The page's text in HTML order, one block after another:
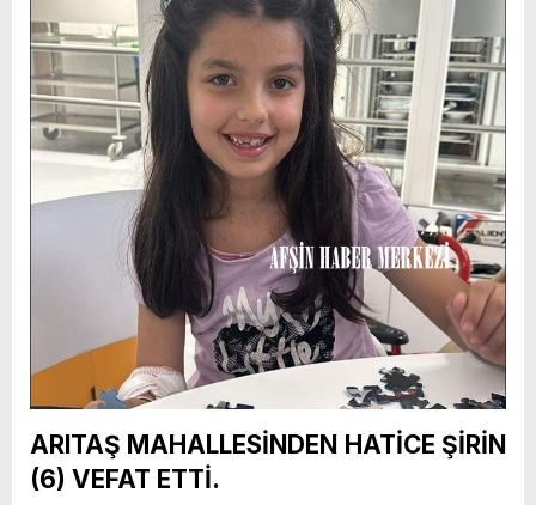
ARITAŞ MAHALLESİNDEN HATİCE ŞİRİN
(6) VEFAT ETTİ.